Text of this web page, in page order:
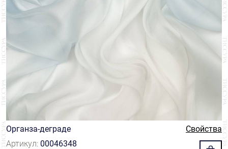
Органза-деграде
Свойства
Артикул: 00046348